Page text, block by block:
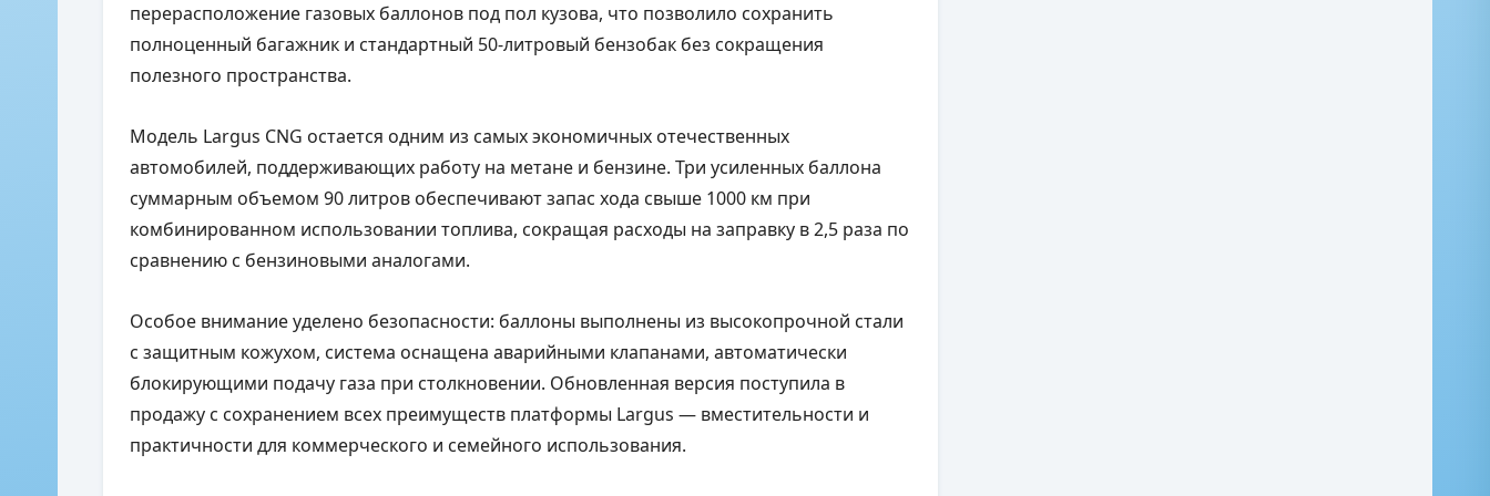
перерасположение газовых баллонов под пол кузова, что позволило сохранить
полноценный багажник и стандартный 50-литровый бензобак без сокращения
полезного пространства.
Модель Largus CNG остается одним из самых экономичных отечественных
автомобилей, поддерживающих работу на метане и бензине. Три усиленных баллона
суммарным объемом 90 литров обеспечивают запас хода свыше 1000 км при
комбинированном использовании топлива, сокращая расходы на заправку в 2,5 раза по
сравнению с бензиновыми аналогами.
Особое внимание уделено безопасности: баллоны выполнены из высокопрочной стали
с защитным кожухом, система оснащена аварийными клапанами, автоматически
блокирующими подачу газа при столкновении. Обновленная версия поступила в
продажу с сохранением всех преимуществ платформы Largus — вместительности и
практичности для коммерческого и семейного использования.